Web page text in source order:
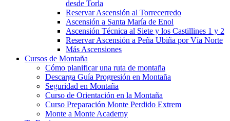
desde Torla
Reservar Ascensión al Torrecerredo
Ascensión a Santa María de Enol
Ascensión Técnica al Siete y los Castillines 1 y 2
Reservar Ascensión a Peña Ubiña por Vía Norte
Más Ascensiones
Cursos de Montaña
Cómo planificar una ruta de montaña
Descarga Guía Progresión en Montaña
Seguridad en Montaña
Curso de Orientación en la Montaña
Curso Preparación Monte Perdido Extrem
Monte a Monte Academy